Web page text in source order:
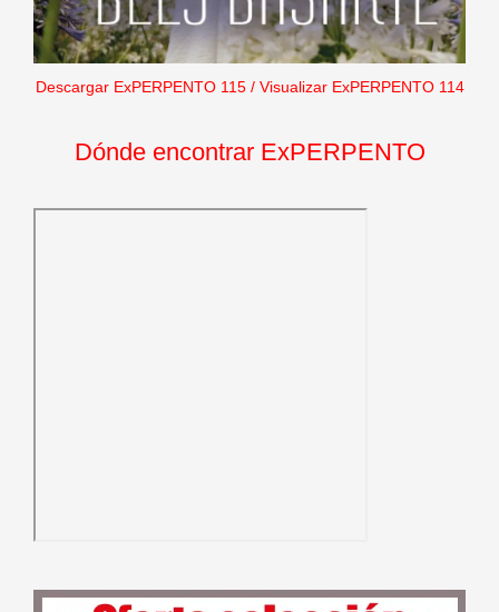
Descargar ExPERPENTO 115/ Visualizar ExPERPENTO 114
Dónde encontrar ExPERPENTO